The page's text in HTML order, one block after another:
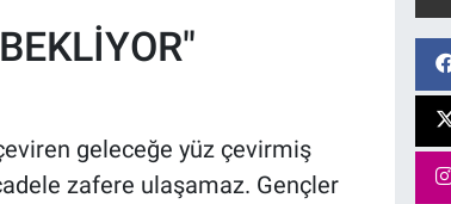
geleceğe yüz çevirmiş
zafere ulaşamaz. Gençler